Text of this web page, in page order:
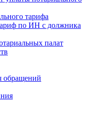
тарифа
по ИН с должника
палат
обращений